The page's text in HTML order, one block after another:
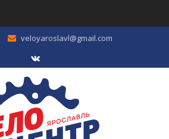
veloyaroslavl@gmail.com
VK